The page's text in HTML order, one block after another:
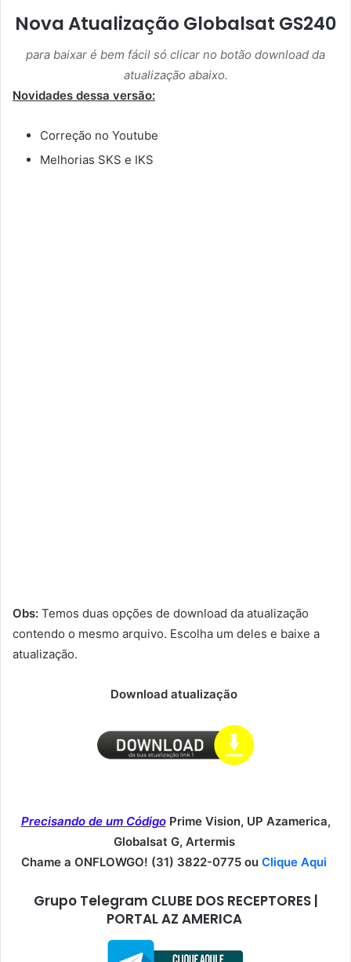
Nova Atualização Globalsat GS240
para baixar é bem fácil só clicar no botão download da
atualização abaixo.
Novidades dessa versão:
Correção no Youtube
Melhorias SKS e IKS
Obs: Temos duas opções de download da atualização
contendo o mesmo arquivo. Escolha um deles e baixe a
atualização.
Download atualização
Precisando de um Código Prime Vision, UP Azamerica,
Globalsat G, Artermis
Chame a ONFLOWGO! (31) 3822-0775 ou Clique Aqui
Grupo Telegram CLUBE DOS RECEPTORES |
PORTAL AZ AMERICA